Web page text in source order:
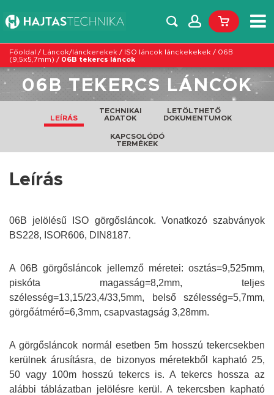
Főoldal / Láncok/lánckerekek / ISO láncok lánckekekek / 06B
(9,5x5,7mm) / 06B tekercs láncok
06B TEKERCS LÁNCOK
LEÍRÁS
TECHNIKAI
ADATOK
LETÖLTHETŐ
DOKUMENTUMOK
KAPCSOLÓDÓ
TERMÉKEK
Leírás
06B jelölésű ISO görgősláncok. Vonatkozó szabványok
BS228, ISOR606, DIN8187.
A 06B görgősláncok jellemző méretei: osztás=9,525mm,
piskóta magasság=8,2mm, teljes
szélesség=13,15/23,4/33,5mm, belső szélesség=5,7mm,
görgőátmérő=6,3mm, csapvastagság 3,28mm.
A görgősláncok normál esetben 5m hosszú tekercsekben
kerülnek árusításra, de bizonyos méretekből kapható 25,
50 vagy 100m hosszú tekercs is. A tekercs hossza az
alábbi táblázatban jelölésre kerül. A tekercsben kapható